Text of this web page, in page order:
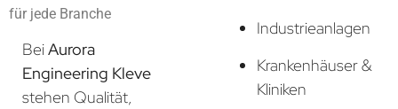
für jede Branche
BeiAurora
Engineering Kleve
stehen Qualität,
Industrieanlagen
Krankenhäuser &
Kliniken